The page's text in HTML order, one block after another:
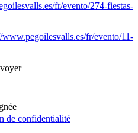
fr/evento/274-fiestas-
www.pegoilesvalls.es/fr/evento/11-
de confidentialité